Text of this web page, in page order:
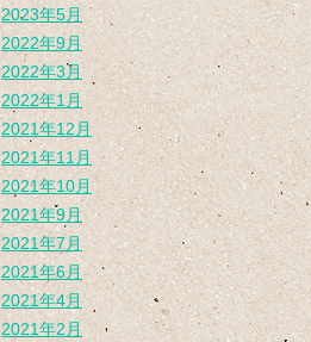
2023年5月
2022年9月
2022年3月
2022年1月
2021年12月
2021年11月
2021年10月
2021年9月
2021年7月
2021年6月
2021年4月
2021年2月